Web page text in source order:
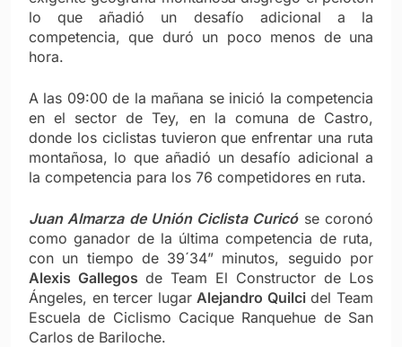
lo que añadió un desafío adicional a la
competencia, que duró un poco menos de una
hora.
A las 09:00 de la mañana se inició la competencia
en el sector de Tey, en la comuna de Castro,
donde los ciclistas tuvieron que enfrentar una ruta
montañosa, lo que añadió un desafío adicional a
la competencia para los 76 competidores en ruta.
Juan Almarza de Unión Ciclista Curicóse coronó
como ganador de la última competencia de ruta,
con un tiempo de 39´34” minutos, seguido por
Alexis Gallegos de Team El Constructor de Los
Ángeles, en tercer lugar Alejandro Quilcidel Team
Escuela de Ciclismo Cacique Ranquehue de San
Carlos de Bariloche.